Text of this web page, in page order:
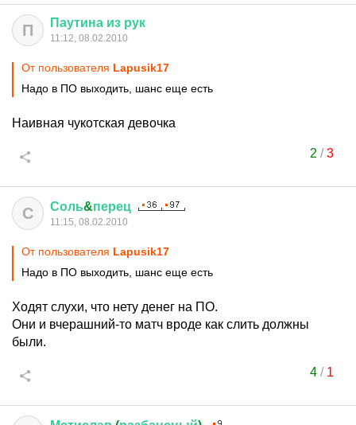
П Паутина из рук
11:12, 08.02.2010
От пользователя Lapusik17
Надо в ПО выходить, шанс еще есть
Наивная чукотская девочка
2 /3
С Соль&перец
11:15, 08.02.2010
От пользователя Lapusik17
Надо в ПО выходить, шанс еще есть
Ходят слухи, что нету денег на ПО.
Они и вчерашний-то матч вроде как слить должны
были.
4/ 1